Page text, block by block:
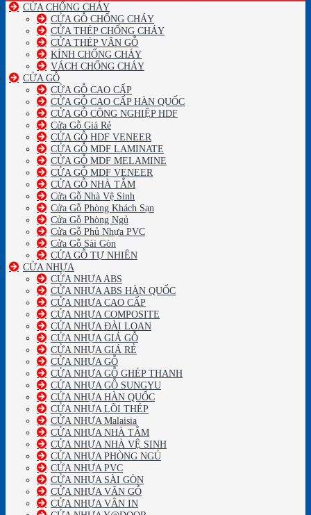
CỬA CHỐNG CHÁY
CỬA GỖ CHỐNG CHÁY
CỬA THÉP CHỐNG CHÁY
CỬA THÉP VÂN GỖ
KÍNH CHỐNG CHÁY
VÁCH CHỐNG CHÁY
CỬA GỖ
CỬA GỖ CAO CẤP
CỬA GỖ CAO CẤP HÀN QUỐC
CỬA GỖ CÔNG NGHIỆP HDF
Cửa Gỗ Giá Rẻ
CỬA GỖ HDF VENEER
CỬA GỖ MDF LAMINATE
CỬA GỖ MDF MELAMINE
CỬA GỖ MDF VENEER
CỬA GỖ NHÀ TẮM
Cửa Gỗ Nhà Vệ Sinh
Cửa Gỗ Phòng Khách Sạn
Cửa Gỗ Phòng Ngủ
Cửa Gỗ Phủ Nhựa PVC
Cửa Gỗ Sài Gòn
CỬA GỖ TỰ NHIÊN
CỬA NHỰA
CỬA NHỰA ABS
CỬA NHỰA ABS HÀN QUỐC
CỬA NHỰA CAO CẤP
CỬA NHỰA COMPOSITE
CỬA NHỰA ĐÀI LOAN
CỬA NHỰA GIẢ GỖ
CỬA NHỰA GIÁ RẺ
CỬA NHỰA GỖ
CỬA NHỰA GỖ GHÉP THANH
CỬA NHỰA GỖ SUNGYU
CỬA NHỰA HÀN QUỐC
CỬA NHỰA LÕI THÉP
CỬA NHỰA Malaisia
CỬA NHỰA NHÀ TẮM
CỬA NHỰA NHÀ VỆ SINH
CỬA NHỰA PHÒNG NGỦ
CỬA NHỰA PVC
CỬA NHỰA SÀI GÒN
CỬA NHỰA VÂN GỖ
CỬA NHỰA VÂN IN